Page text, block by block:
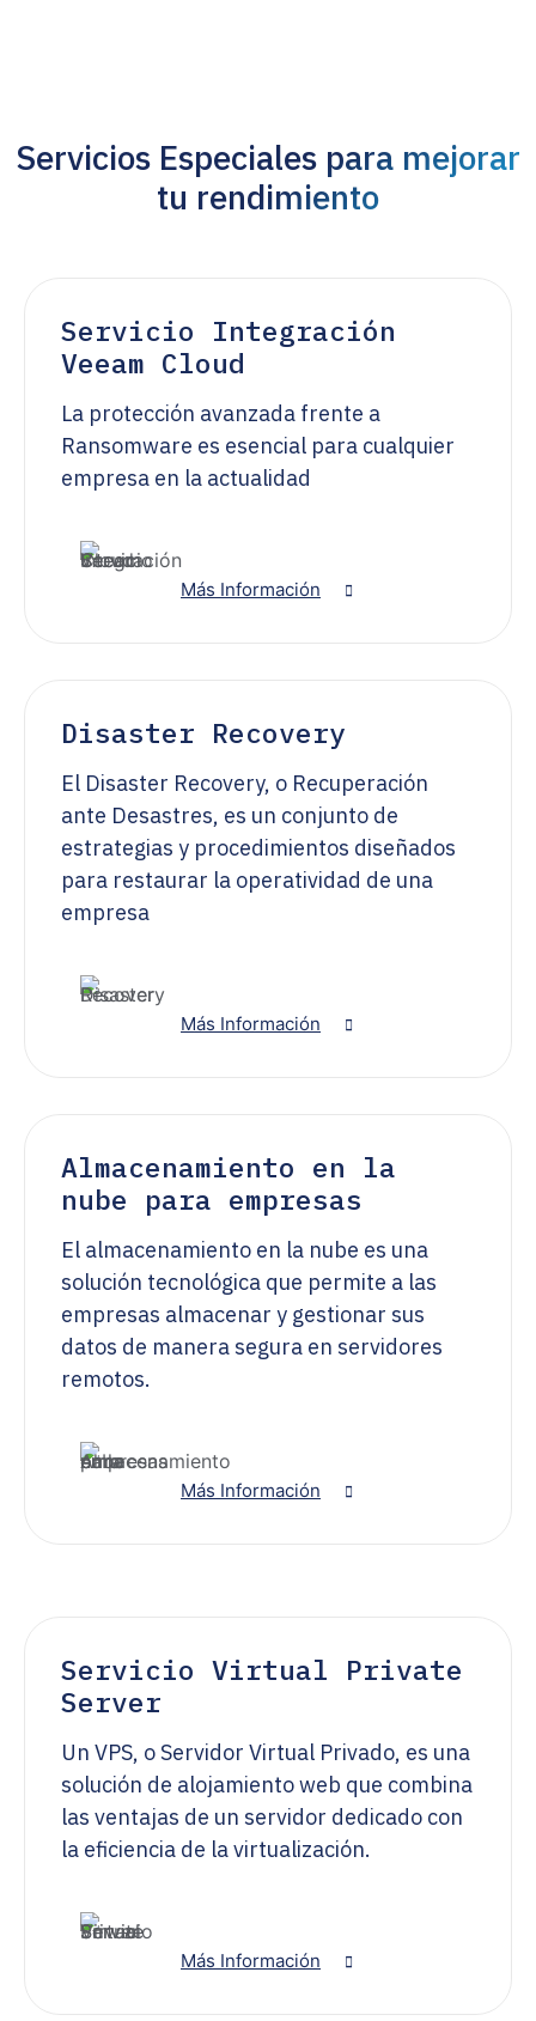
Servicios Especiales para mejorar
tu rendimiento
Servicio Integración
Veeam Cloud
La protección avanzada frente a
Ransomware es esencial para cualquier
empresa en la actualidad
Más Información
Disaster Recovery
El Disaster Recovery, o Recuperación
ante Desastres, es un conjunto de
estrategias y procedimientos diseñados
para restaurar la operatividad de una
empresa
Más Información
Almacenamiento en la
nube para empresas
El almacenamiento en la nube es una
solución tecnológica que permite a las
empresas almacenar y gestionar sus
datos de manera segura en servidores
remotos.
Más Información
Servicio Virtual Private
Server
Un VPS, o Servidor Virtual Privado, es una
solución de alojamiento web que combina
las ventajas de un servidor dedicado con
la eficiencia de la virtualización.
Más Información